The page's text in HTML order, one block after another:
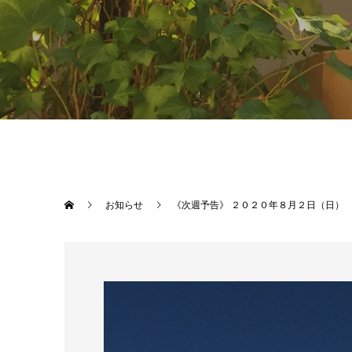
お知らせ 《次週予告》 ２０２０年８月２日（日）